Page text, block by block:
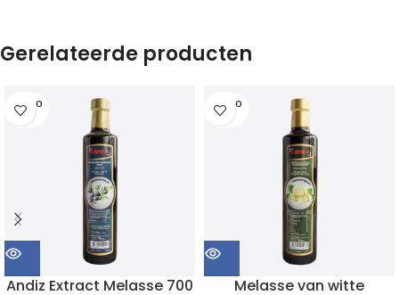
Gerelateerde producten
SOLD O
UT
Andiz Extract Melasse 700
SOLD O
UT
Melasse van witte